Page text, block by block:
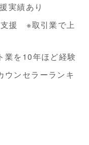
実績あり
援 ※取引業で上
を10年ほど経験
ンセラーランキ